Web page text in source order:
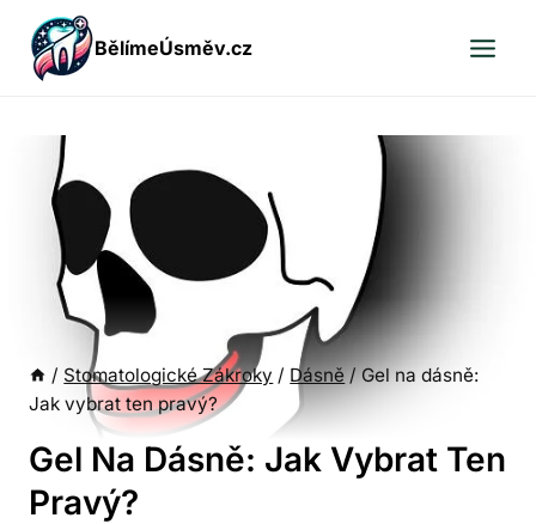
Přeskočit
obsah
BělímeÚsměv.cz
/ Stomatologické Zákroky / Dásně / Gel na dásně:
Jak vybrat ten pravý?
Gel Na Dásně: Jak Vybrat Ten
Pravý?